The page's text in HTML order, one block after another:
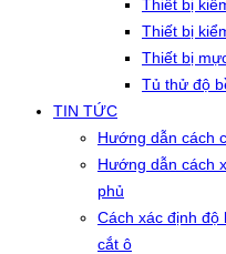
Thiết bị
Thiết bị
Thiết bị
Tủ thử độ
TIN TỨC
Hướng dẫn cách
Hướng dẫn cách
phủ
Cách xác định
cắt ô